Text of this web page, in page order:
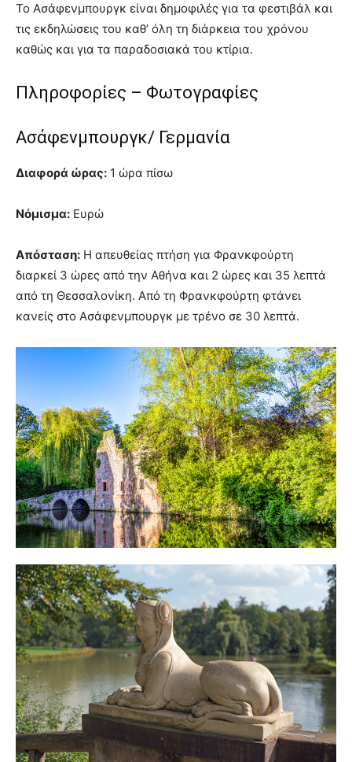
Το Ασάφενμπουργκ είναι δημοφιλές για τα φεστιβάλ και
τις εκδηλώσεις του καθ’ όλη τη διάρκεια του χρόνου
καθώς και για τα παραδοσιακά του κτίρια.
Πληροφορίες – Φωτογραφίες
Ασάφενμπουργκ/ Γερμανία
Διαφορά ώρας: 1 ώρα πίσω
Νόμισμα: Ευρώ
Απόσταση: Η απευθείας πτήση για Φρανκφούρτη
διαρκεί 3 ώρες από την Αθήνα και 2 ώρες και 35 λεπτά
από τη Θεσσαλονίκη. Από τη Φρανκφούρτη φτάνει
κανείς στο Ασάφενμπουργκ με τρένο σε 30 λεπτά.